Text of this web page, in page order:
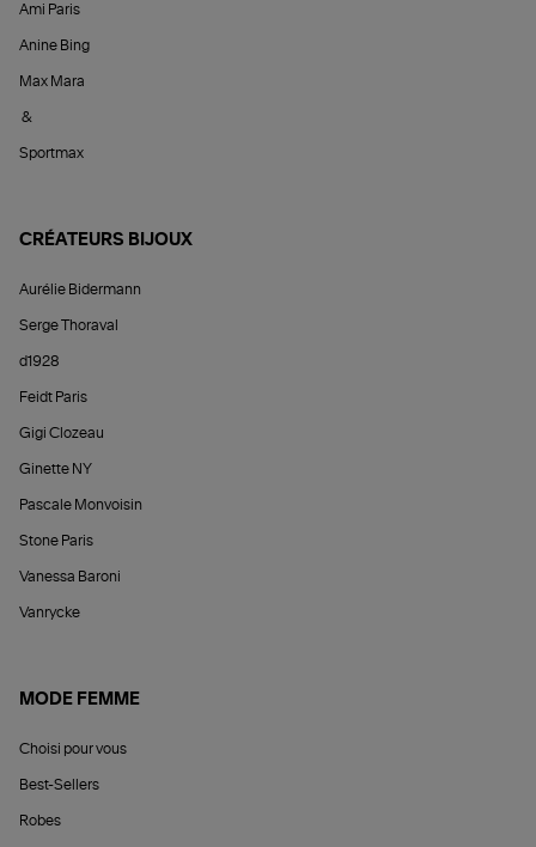
Ami Paris
Anine Bing
Max Mara
&
Sportmax
CRÉATEURS BIJOUX
Aurélie Bidermann
Serge Thoraval
d1928
Feidt Paris
Gigi Clozeau
Ginette NY
Pascale Monvoisin
Stone Paris
Vanessa Baroni
Vanrycke
MODE FEMME
Choisi pour vous
Best-Sellers
Robes